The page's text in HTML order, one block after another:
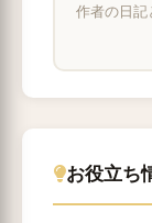
作者の日
お役立ち